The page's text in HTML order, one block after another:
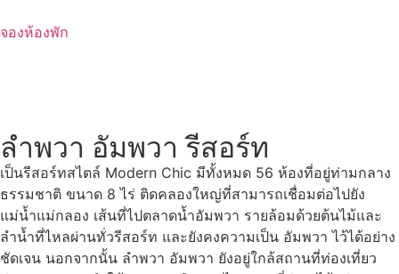
to
จองห้องพัก
ลำพวา อัมพวา รีสอร์ท
เป็นรีสอร์ทสไตล์ Modern Chic มีทั้งหมด 56 ห้องที่อยู่ท่ามกลาง
ธรรมชาติ ขนาด 8 ไร่ ติดคลองใหญ่ที่สามารถเชื่อมต่อไปยัง
แม่น้ำแม่กลอง เส้นที่ไปตลาดน้ำอัมพวา รายล้อมด้วยต้นไม้และ
ลำน้ำที่ไหลผ่านทั่วรีสอร์ท และยังคงความเป็น อัมพวา ไว้ได้อย่าง
ชัดเจน นอกจากนั้น ลำพวา อัมพวา ยังอยู่ใกล้สถานที่ท่องเที่ยว